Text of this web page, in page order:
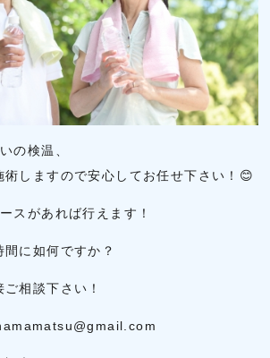
の検温、
しますので安心してお任せ下さい！😊
スがあれば行えます！
に如何ですか？
相談下さい！